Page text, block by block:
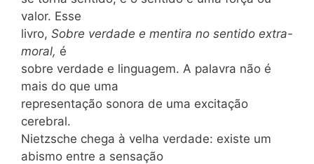
valor. Esse
livro, Sobre verdade e mentira no sentido extra-
moral, é
sobre verdade e linguagem. A palavra não é
mais do que uma
representação sonora de uma excitação
cerebral.
Nietzsche chega à velha verdade: existe um
abismo entre a sensação